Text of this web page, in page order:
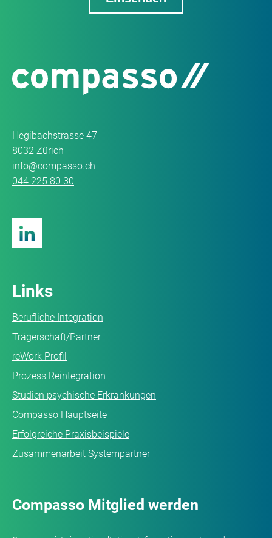
Hegibachstrasse 47
8032 Zürich
info@compasso.ch
044 225 80 30
Links
Berufliche Integration
Trägerschaft/Partner
reWork Profil
Prozess Reintegration
Studien psychische Erkrankungen
Compasso Hauptseite
Erfolgreiche Praxisbeispiele
Zusammenarbeit Systempartner
Compasso Mitglied werden